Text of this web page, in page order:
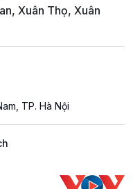
Xuân Thọ, Xuân
TP. Hà Nội